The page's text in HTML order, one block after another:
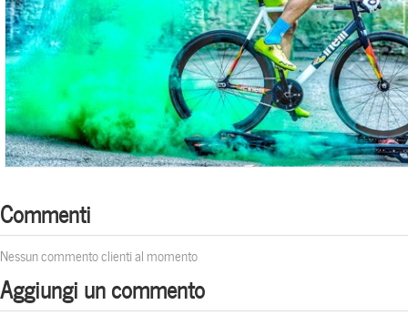
Commenti
Nessun commento clienti al momento
Aggiungi un commento